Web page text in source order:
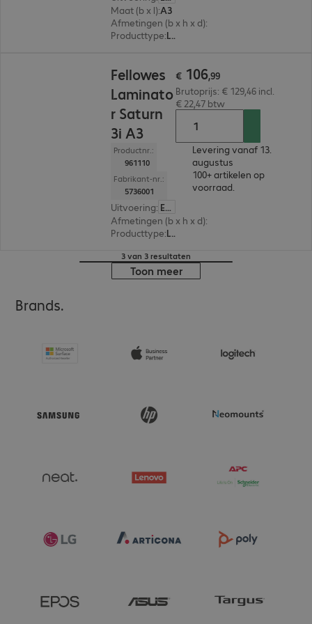
Maat (b x l):A3
Afmetingen (b x h x d):
Producttype: Lamineermachine
Fellowes
Laminato
r Saturn
3i A3
Productnr.:
961110
Fabrikant-nr.:
5736001
Uitvoering: Europa
Afmetingen (b x h x d):
Producttype: Lamineermachine
€ 106,99
Brutoprijs: € 129,46 incl.
€ 22,47 btw
Levering vanaf 13.
augustus
100+ artikelen op
voorraad.
3 van 3 resultaten
Toon meer
Brands.